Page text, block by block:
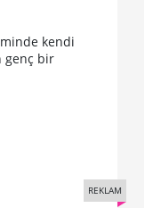
kendi
genç bir
REKLAM